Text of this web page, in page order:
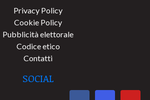
Privacy Policy
Cookie Policy
Pubblicità elettorale
Codice etico
Contatti
SOCIAL